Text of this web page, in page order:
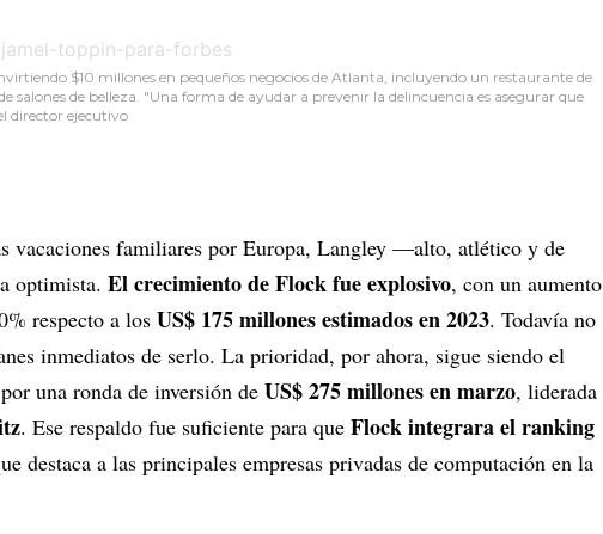
$10 millones en pequeños negocios de Atlanta, incluyendo un restaurante de
salones de belleza. "Una forma de ayudar a prevenir la delincuencia es asegurar que
director ejecutivo
vacaciones familiares por Europa, Langley —alto, atlético y de
optimista. El crecimiento de Flock fue explosivo, con un aumento
respecto a los US$ 175 millones estimados en 2023. Todavía no
inmediatos de serlo. La prioridad, por ahora, sigue siendo el
una ronda de inversión de US$ 275 millones en marzo, liderada
. Ese respaldo fue suficiente para que Flock integrara el ranking
destaca a las principales empresas privadas de computación en la